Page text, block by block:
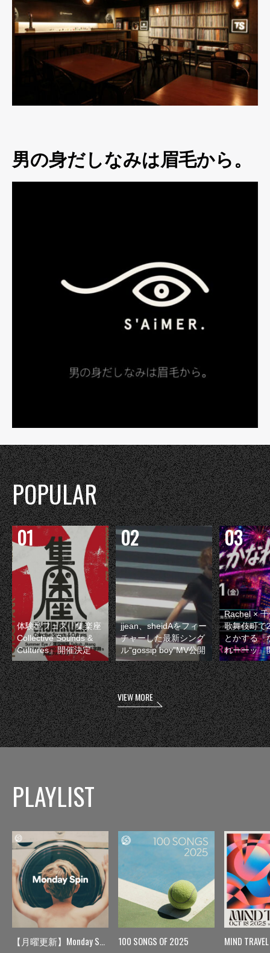
男の身だしなみは眉毛から。
POPULAR
体験型フェス『集楽座
Collective Sounds &
Cultures』開催決定
jjean、sheidAをフィー
チャーした最新シング
ル“gossip boy”MV公開
Rachel ×
歌舞伎町で
とかする『
れーーッ』
VIEW MORE
PLAYLIST
【月曜更新】Monday Spin 100 SONGS OF 2025 MIND TRAVEL